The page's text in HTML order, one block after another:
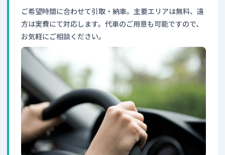
ご希望時間に合わせて引取・納車。主要エリアは無料、遠
方は実費にて対応します。代車のご用意も可能ですので、
お気軽にご相談ください。